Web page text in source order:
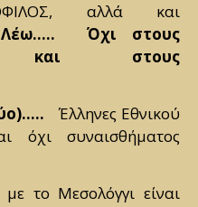
αλλά και
Λέω….. Όχι στους
και στους
Έλληνες Εθνικού
όχι συναισθήματος
το Μεσολόγγι είναι